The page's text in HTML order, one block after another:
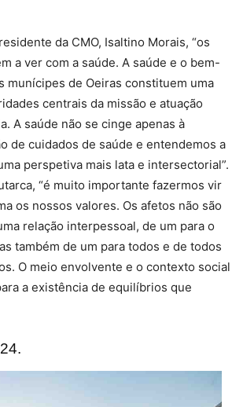
da CMO, Isaltino Morais, “os
a ver com a saúde. A saúde e o bem-
munícipes de Oeiras constituem uma
centrais da missão e atuação
A saúde não se cinge apenas à
de cuidados de saúde e entendemos a
perspetiva mais lata e intersectorial”.
“é muito importante fazermos vir
os nossos valores. Os afetos não são
relação interpessoal, de um para o
também de um para todos e de todos
O meio envolvente e o contexto social
a existência de equilíbrios que